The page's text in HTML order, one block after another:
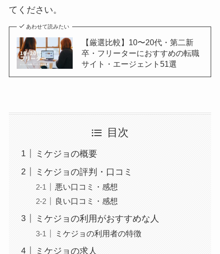
てください。
あわせて読みたい
【厳選比較】10〜20代・第二新
卒・フリーターにおすすめの転職
サイト・エージェント51選
目次
ミケジョの概要
ミケジョの評判・口コミ
悪い口コミ・感想
良い口コミ・感想
ミケジョの利用がおすすめな人
ミケジョの利用者の特徴
ミケジョの求人